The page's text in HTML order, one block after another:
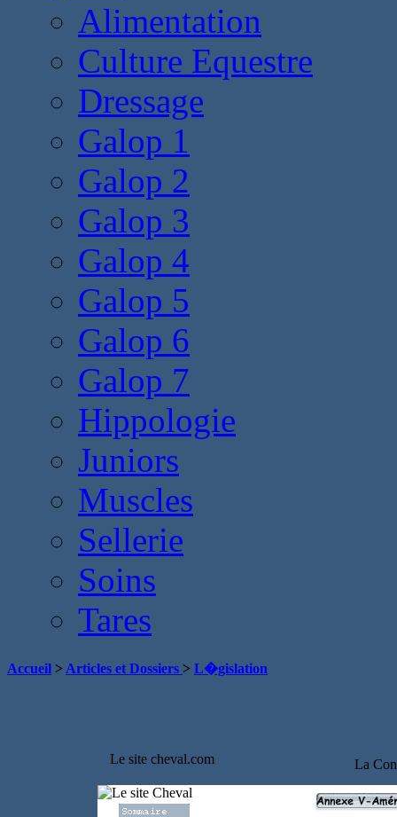
Alimentation
Culture Equestre
Dressage
Galop 1
Galop 2
Galop 3
Galop 4
Galop 5
Galop 6
Galop 7
Hippologie
Juniors
Muscles
Sellerie
Soins
Tares
Accueil > Articles et Dossiers > L�gislation
Le site cheval.com La